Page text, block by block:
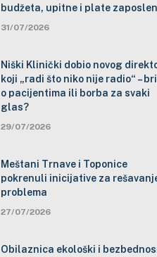
budžeta, upitne i plate
31/07/2026
Niški Klinički dobio novog
koji „radi što niko nije radio“ –
o pacijentima ili borba za svaki
glas?
29/07/2026
Meštani Trnave i Toponice
pokrenuli inicijative za
problema
27/07/2026
Obilaznica ekološki i